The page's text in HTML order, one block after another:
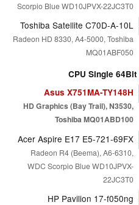
Scorpio Blue WD10JPVX-22JC3T0
Toshiba Satellite C70D-A-10L
Radeon HD 8330, A4-5000, Toshiba
MQ01ABF050
CPU Single 64Bit
Asus X751MA-TY148H
HD Graphics (Bay Trail), N3530,
Toshiba MQ01ABD100
Acer Aspire E17 E5-721-69FX
Radeon R4 (Beema), A6-6310,
WDC Scorpio Blue WD10JPVX-
22JC3T0
HP Pavilion 17-f050ng